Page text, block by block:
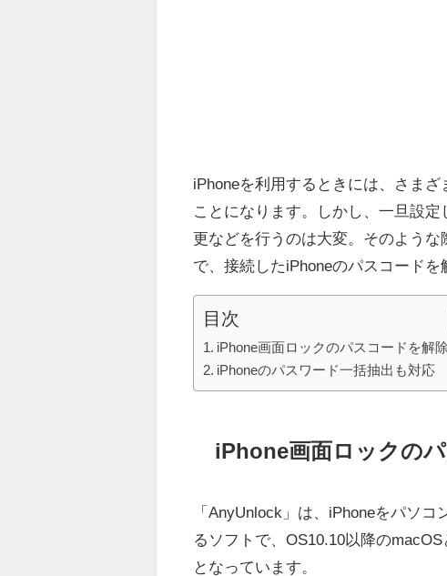
iPhoneを利用するときには、さま
ことになります。しかし、一旦設
更などを行うのは大変。そのような
で、接続したiPhoneのパスコードを
目次
iPhone画面ロックのパスコードを解
iPhoneのパスワード一括抽出も対応
iPhone画面ロックの
「AnyUnlock」は、iPhoneをパソ
るソフトで、OS10.10以降の
となっています。